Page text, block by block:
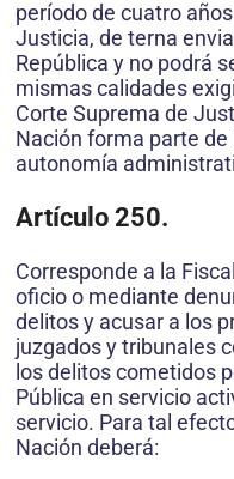
período de cuatro
Justicia, de terna
República y no podrá
mismas calidades
Corte Suprema de
Nación forma parte
autonomía
Artículo 250.
Corresponde a la
oficio o mediante
delitos y acusar a los
juzgados y tribunales
los delitos cometidos
Pública en servicio
servicio. Para tal
Nación deberá: